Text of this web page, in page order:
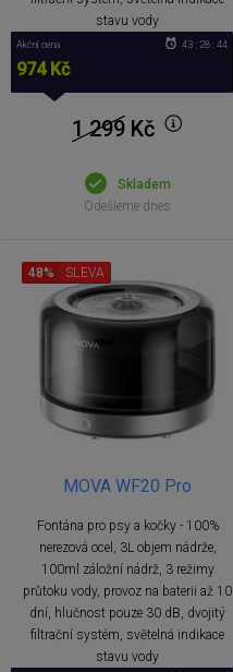
stavu vody
Akční cena
974 Kč
43 : 28 : 44
1 299 Kč
Skladem
Odešleme dnes
MOVA WF20 Pro
Fontána pro psy a kočky - 100%
nerezová ocel, 3L objem nádrže,
100ml záložní nádrž, 3 režimy
průtoku vody, provoz na baterii až 10
dní, hlučnost pouze 30 dB, dvojitý
filtrační systém, světelná indikace
stavu vody
48% SLEVA